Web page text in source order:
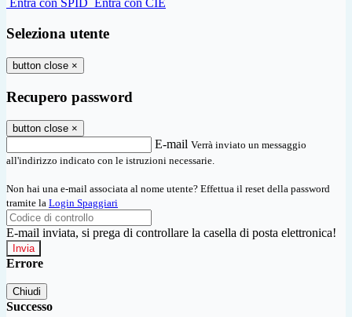
Entra con SPID Entra con CIE
Seleziona utente
button close ×
Recupero password
button close ×
E-mail Verrà inviato un messaggio
all'indirizzo indicato con le istruzioni necessarie.
Non hai una e-mail associata al nome utente? Effettua il reset della password
tramite la Login Spaggiari
E-mail inviata, si prega di controllare la casella di posta elettronica!
Errore
Chiudi
Successo